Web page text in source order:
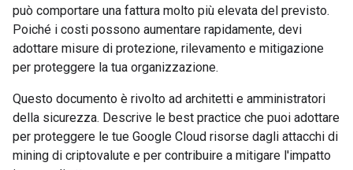
può comportare una fattura molto più elevata del previsto.
Poiché i costi possono aumentare rapidamente, devi
adottare misure di protezione, rilevamento e mitigazione
per proteggere la tua organizzazione.
Questo documento è rivolto ad architetti e amministratori
della sicurezza. Descrive le best practice che puoi adottare
per proteggere le tue Google Cloud risorse dagli attacchi di
mining di criptovalute e per contribuire a mitigare l'impatto